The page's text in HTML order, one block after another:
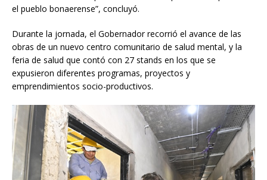
el pueblo bonaerense”, concluyó.
Durante la jornada, el Gobernador recorrió el avance de las
obras de un nuevo centro comunitario de salud mental, y la
feria de salud que contó con 27 stands en los que se
expusieron diferentes programas, proyectos y
emprendimientos socio-productivos.